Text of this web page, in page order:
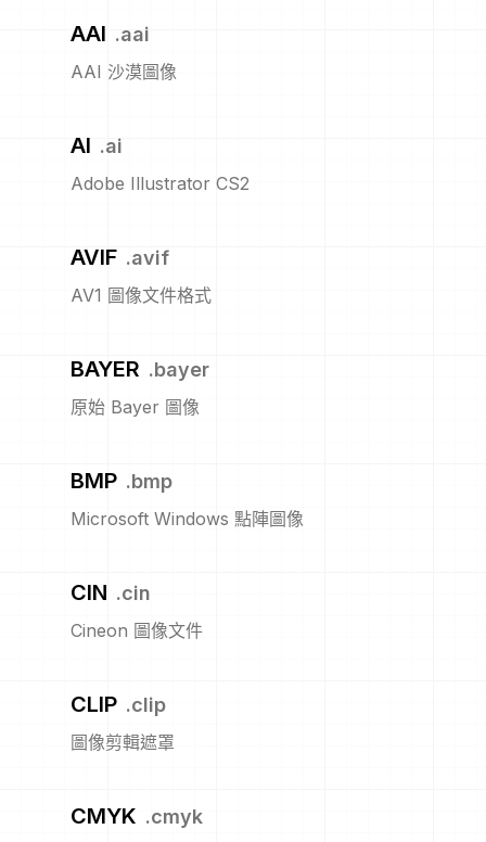
AAI .aai
AAI 沙漠圖像
AI .ai
Adobe Illustrator CS2
AVIF .avif
AV1 圖像文件格式
BAYER .bayer
原始 Bayer 圖像
BMP .bmp
Microsoft Windows 點陣圖像
CIN .cin
Cineon 圖像文件
CLIP .clip
圖像剪輯遮罩
CMYK .cmyk